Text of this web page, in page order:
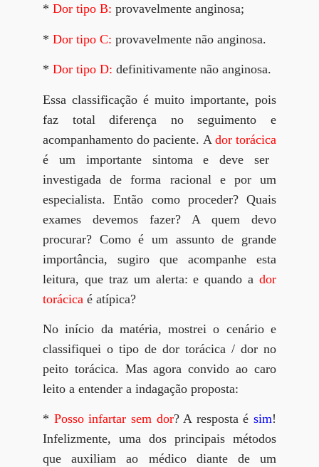
* Dor tipo B: provavelmente anginosa;
* Dor tipo C: provavelmente não anginosa.
* Dor tipo D: definitivamente não anginosa.
Essa classificação é muito importante, pois
faz total diferença no seguimento e
acompanhamento do paciente. A dor torácica
é um importante sintoma e deve ser
investigada de forma racional e por um
especialista. Então como proceder? Quais
exames devemos fazer? A quem devo
procurar? Como é um assunto de grande
importância, sugiro que acompanhe esta
leitura, que traz um alerta: e quando a dor
torácica é atípica?
No início da matéria, mostrei o cenário e
classifiquei o tipo de dor torácica / dor no
peito torácica. Mas agora convido ao caro
leito a entender a indagação proposta:
* Posso infartar sem dor? A resposta é sim!
Infelizmente, uma dos principais métodos
que auxiliam ao médico diante de um